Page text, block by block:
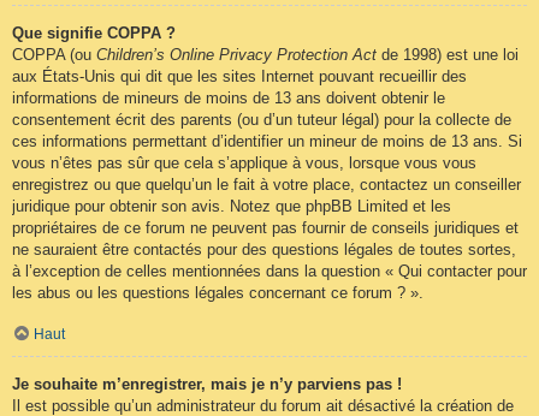
Que signifie COPPA ?
COPPA (ou Children’s Online Privacy Protection Act de 1998) est une loi
aux États-Unis qui dit que les sites Internet pouvant recueillir des
informations de mineurs de moins de 13 ans doivent obtenir le
consentement écrit des parents (ou d’un tuteur légal) pour la collecte de
ces informations permettant d’identifier un mineur de moins de 13 ans. Si
vous n’êtes pas sûr que cela s’applique à vous, lorsque vous vous
enregistrez ou que quelqu’un le fait à votre place, contactez un conseiller
juridique pour obtenir son avis. Notez que phpBB Limited et les
propriétaires de ce forum ne peuvent pas fournir de conseils juridiques et
ne sauraient être contactés pour des questions légales de toutes sortes,
à l’exception de celles mentionnées dans la question « Qui contacter pour
les abus ou les questions légales concernant ce forum ? ».
Haut
Je souhaite m’enregistrer, mais je n’y parviens pas !
Il est possible qu’un administrateur du forum ait désactivé la création de